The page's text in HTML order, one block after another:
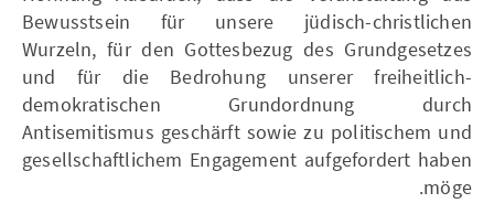
Bewusstsein für unsere jüdisch-christlichen
Wurzeln, für den Gottesbezug des Grundgesetzes
und für die Bedrohung unserer freiheitlich-
demokratischen Grundordnung durch
Antisemitismus geschärft sowie zu politischem und
gesellschaftlichem Engagement aufgefordert haben
möge.